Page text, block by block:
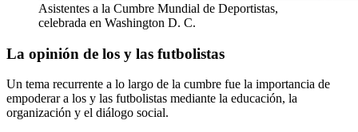
Asistentes a la Cumbre Mundial de Deportistas,
celebrada en Washington D. C.
La opinión de los y las futbolistas
Un tema recurrente a lo largo de la cumbre fue la importancia de
empoderar a los y las futbolistas mediante la educación, la
organización y el diálogo social.